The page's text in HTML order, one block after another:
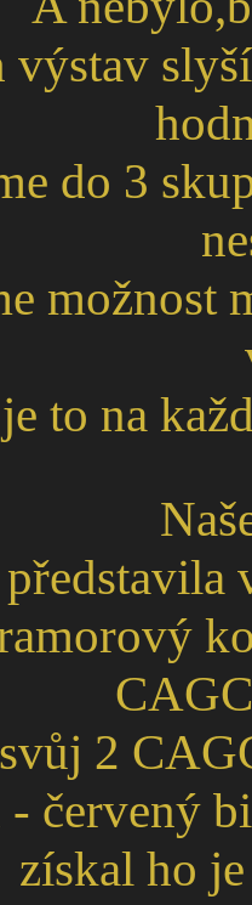
výstav
do 3
možnost
je to na
představila
2
- červený
ho